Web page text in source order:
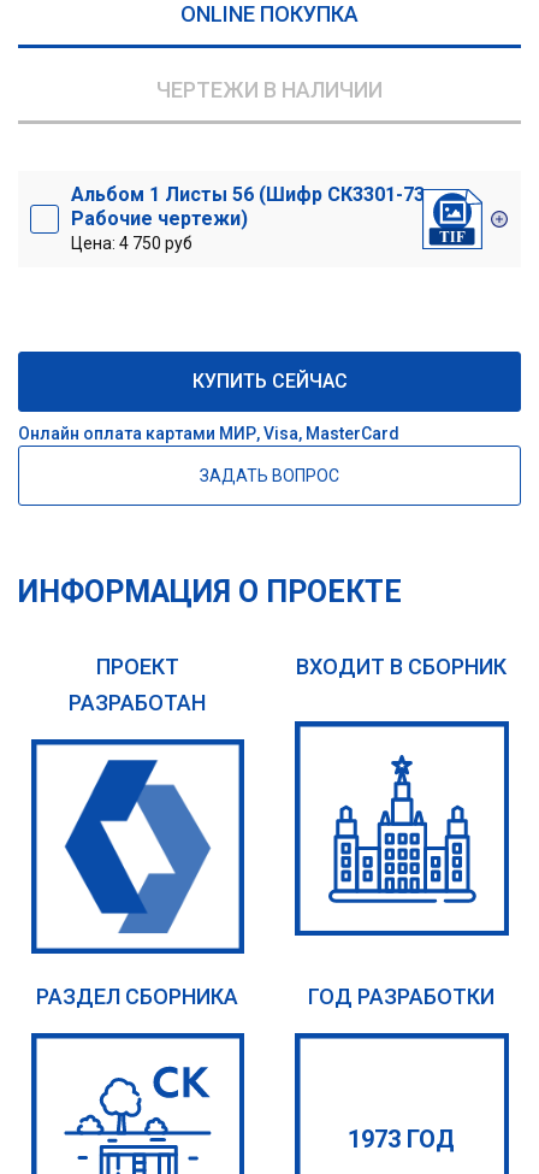
ONLINE ПОКУПКА
ЧЕРТЕЖИ В НАЛИЧИИ
Альбом 1 Листы 56 (Шифр СК3301-73
Рабочие чертежи)
Цена: 4 750 руб
КУПИТЬ СЕЙЧАС
Онлайн оплата картами МИР, Visa, MasterCard
ЗАДАТЬ ВОПРОС
ИНФОРМАЦИЯ О ПРОЕКТЕ
ПРОЕКТ
РАЗРАБОТАН
ВХОДИТ В СБОРНИК
РАЗДЕЛ СБОРНИКА ГОД РАЗРАБОТКИ
1973 ГОД